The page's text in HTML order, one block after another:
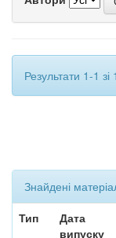
Результати 1-1
Знайдені
Тип
Дата
випуску